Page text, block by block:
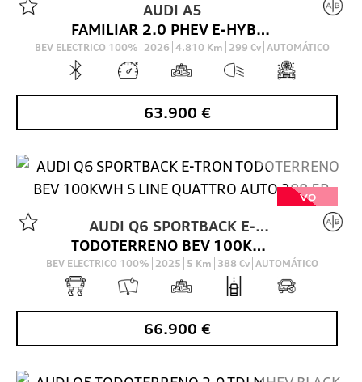
AUDI A5
FAMILIAR 2.0 PHEV E-HYBR QUA 220 BLACK LINE AVANT 299 5P
BEV ELECTRICO 100% 2026 4.810 Km 299 Cv AUTOMÁTICO
63.900 €
VO
AUDI Q6 SPORTBACK E-
TRON
TODOTERRENO BEV 100KWH S LINE QUATTRO AUTO 388 5P
BEV ELECTRICO 100% 2025 5 Km 388 Cv AUTOMÁTICO
66.900 €